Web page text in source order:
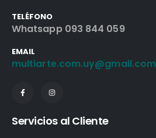
TELÉFONO
Whatsapp 093 844 059
EMAIL
multiarte.com.uy@gmail.com
Servicios al Cliente